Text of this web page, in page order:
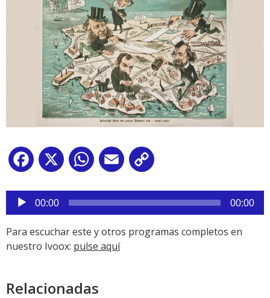
Facebook
X WhatsApp
Email
Reproductor
audio
00:00 00:00
Para escuchar este y otros programas completos en
nuestro Ivoox: pulse aquí
Relacionadas